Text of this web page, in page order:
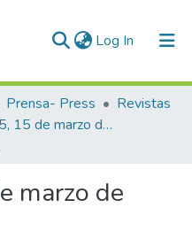
Log In (current)
Prensa- Press
Revistas
Número 05, 15 de marzo de 1940
marzo de